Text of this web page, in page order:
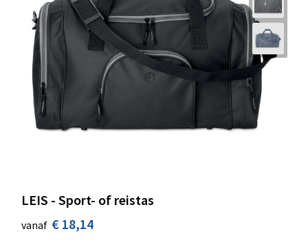
LEIS - Sport- of reistas
vanaf € 18,14